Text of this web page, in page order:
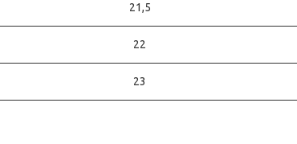
21,5
22
23